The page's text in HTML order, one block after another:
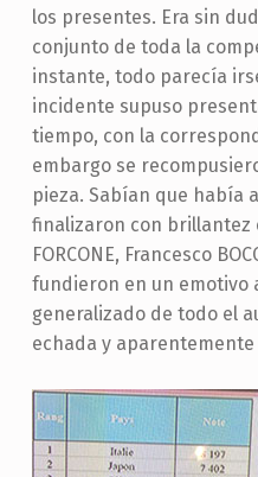
los presentes. Era sin
conjunto de toda la
instante, todo parecía
incidente supuso
tiempo, con la
embargo se
pieza. Sabían que había
finalizaron con brillantez
FORCONE, Francesco
fundieron en un emotivo
generalizado de todo el
echada y